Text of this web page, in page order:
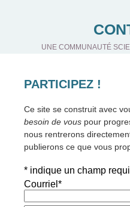
UNE COMMUNAUTÉ
PARTICIPEZ !
Ce site se construit avec
besoin de vous pour
nous rentrerons
publierons ce que vous
* indique un champ
Courriel *